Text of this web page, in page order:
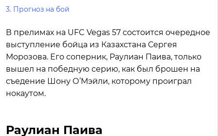
3. Прогноз на бой
В прелимах на UFC Vegas 57 состоится очередное
выступление бойца из Казахстана Сергея
Морозова. Его соперник, Раулиан Паива, только
вышел на победную серию, как был брошен на
съедение Шону О’Мэйли, которому проиграл
нокаутом.
Раулиан Паива